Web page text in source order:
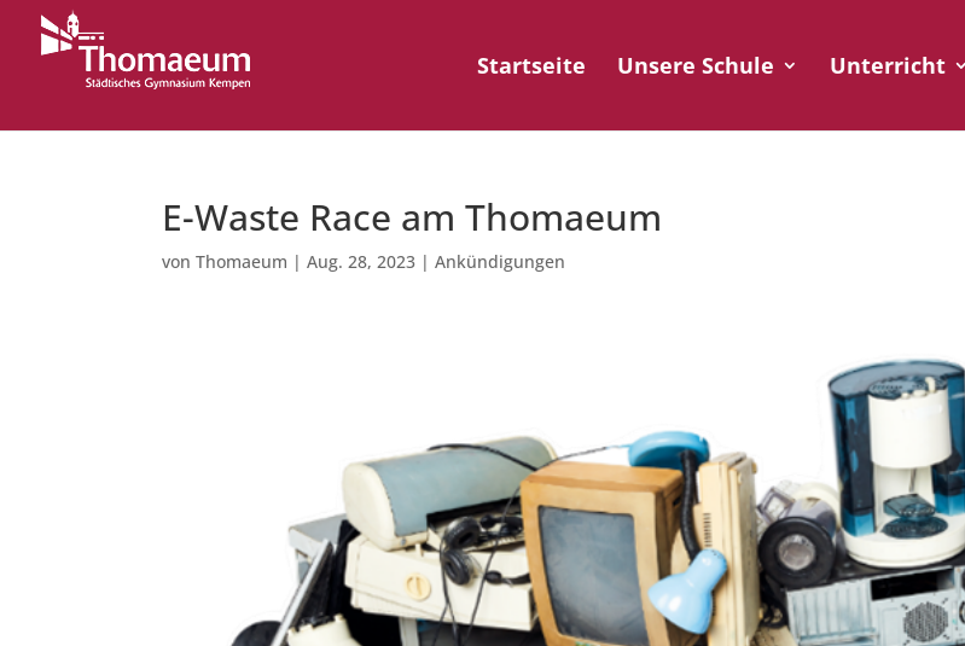
Startseite Unsere Schule Unterricht
E-Waste Race am Thomaeum
vonThomaeum |Aug. 28, 2023 |Ankündigungen